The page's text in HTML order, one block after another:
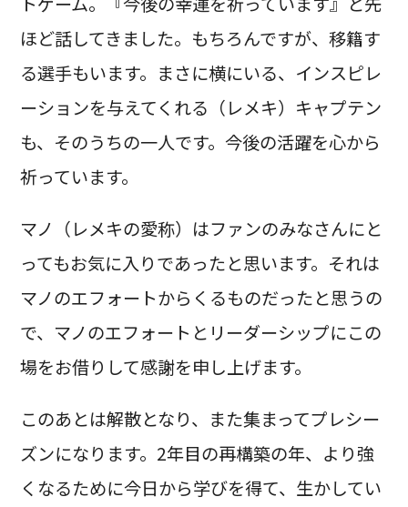
ほど話してきました。もちろんですが、移籍す
る選手もいます。まさに横にいる、インスピレ
ーションを与えてくれる（レメキ）キャプテン
も、そのうちの一人です。今後の活躍を心から
祈っています。
マノ（レメキの愛称）はファンのみなさんにと
ってもお気に入りであったと思います。それは
マノのエフォートからくるものだったと思うの
で、マノのエフォートとリーダーシップにこの
場をお借りして感謝を申し上げます。
このあとは解散となり、また集まってプレシー
ズンになります。2年目の再構築の年、より強
くなるために今日から学びを得て、生かしてい